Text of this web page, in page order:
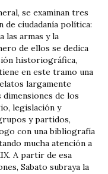
se examinan tres
de ciudadanía política:
las armas y la
de ellos se dedica
historiográfica,
en este tramo una
largamente
dimensiones de los
legislación y
y partidos,
con una bibliografía
mucha atención a
A partir de esa
Sabato subraya la